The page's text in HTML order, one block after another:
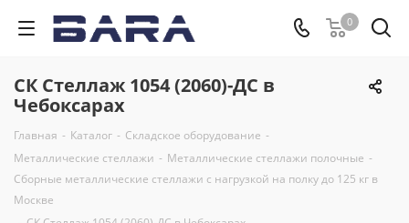
0
СК Стеллаж 1054 (2060)-ДС в
Чебоксарах
Главная - Каталог - Складское оборудование -
Металлические стеллажи - Металлические стеллажи полочные -
Сборные металлические стеллажи с нагрузкой на полку до 125 кг в
Москве